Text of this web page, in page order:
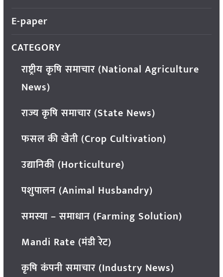
E-paper
CATEGORY
राष्ट्रीय कृषि समाचार (National Agriculture
News)
राज्य कृषि समाचार (State News)
फसल की खेती (Crop Cultivation)
उद्यानिकी (Horticulture)
पशुपालन (Animal Husbandry)
समस्या – समाधान (Farming Solution)
Mandi Rate (मंडी रेट)
कृषि कंपनी समाचार (Industry News)